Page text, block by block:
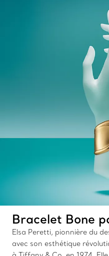
Bracelet Bone
Elsa Peretti, pionnière du
avec son esthétique